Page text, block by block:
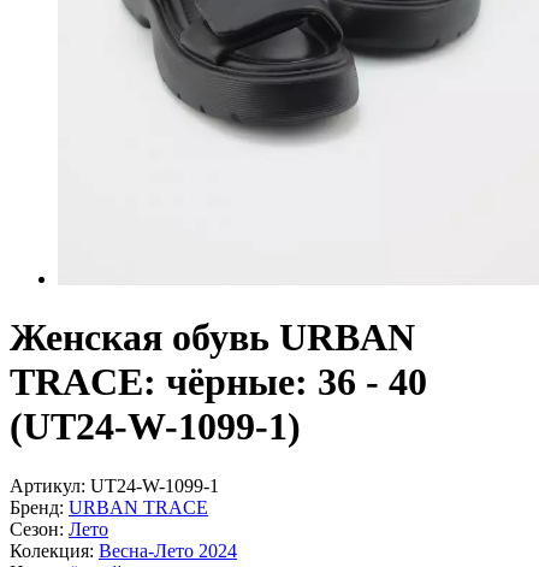
Женская обувь URBAN
TRACE: чёрные: 36 - 40
(UT24-W-1099-1)
Артикул: UT24-W-1099-1
Бренд: URBAN TRACE
Сезон: Лето
Колекция: Весна-Лето 2024